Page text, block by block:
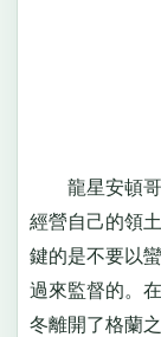
龍星安頓哥
經營自己的領
鍵的是不要以
過來監督的。
冬離開了格蘭